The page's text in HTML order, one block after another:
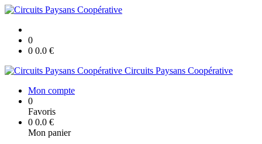
0
0 0.0 €
Circuits Paysans Coopérative
Mon compte
0
Favoris
0 0.0 €
Mon panier